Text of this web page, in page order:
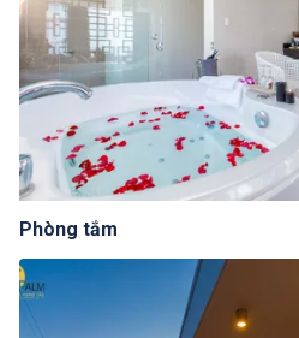
Phòng tắm